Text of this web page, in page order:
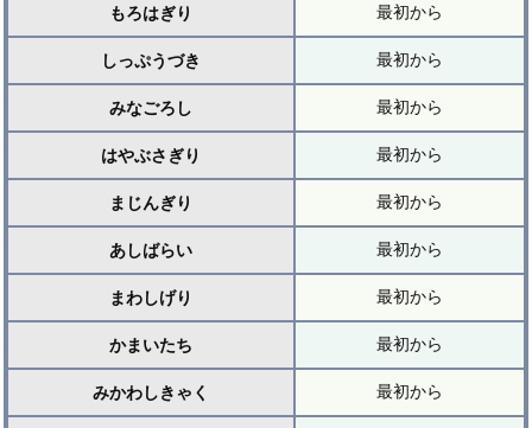
もろはぎり 最初から
しっぷうづき 最初から
みなごろし 最初から
はやぶさぎり 最初から
まじんぎり 最初から
あしばらい 最初から
まわしげり 最初から
かまいたち 最初から
みかわしきゃく 最初から